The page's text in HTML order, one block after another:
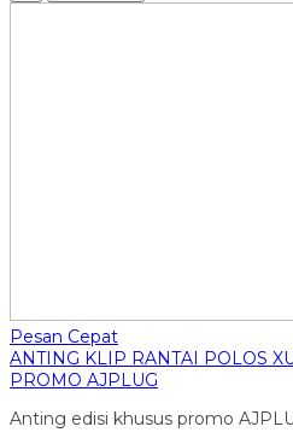
Pesan Cepat
ANTING KLIP RANTAI POLOS
PROMO AJPLUG
Anting edisi khusus promo